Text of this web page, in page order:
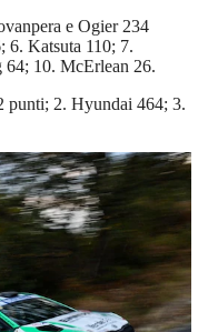
e Ogier 234
6. Katsuta 110; 7.
64; 10. McErlean 26.
punti; 2. Hyundai 464; 3.